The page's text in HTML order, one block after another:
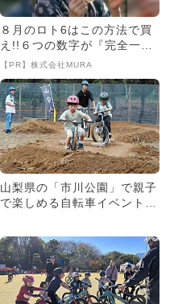
８月のロト6はこの方法で買
え!!６つの数字が『完全一
致』する方法
【PR】株式会社MURA
山梨県の「市川公園」で親子
で楽しめる自転車イベント